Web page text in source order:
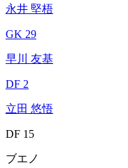
永井 堅梧
GK 29
早川 友基
DF 2
立田 悠悟
DF 15
ブエノ